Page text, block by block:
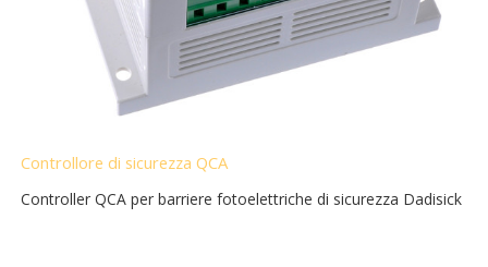
Controllore di sicurezza QCA
Controller QCA per barriere fotoelettriche di sicurezza Dadisick